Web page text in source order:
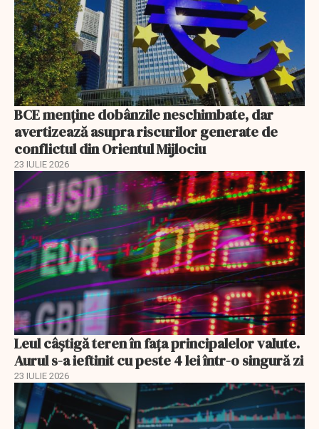
BCE menține dobânzile neschimbate, dar
avertizează asupra riscurilor generate de
conflictul din Orientul Mijlociu
23 IULIE 2026
Leul câștigă teren în fața principalelor valute.
Aurul s-a ieftinit cu peste 4 lei într-o singură zi
23 IULIE 2026